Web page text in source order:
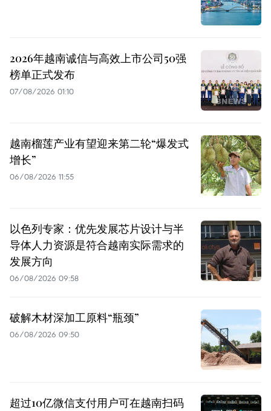
2026年越南诚信与高效上市公司50强
榜单正式发布
07/08/2026 01:10
越南榴莲产业有望迎来第二轮“爆发式
增长”
06/08/2026 11:55
以色列专家：优先发展芯片设计与半
导体人力资源是符合越南实际需求的
发展方向
06/08/2026 09:58
破解木材深加工原料“瓶颈”
06/08/2026 09:50
超过10亿微信支付用户可在越南扫码